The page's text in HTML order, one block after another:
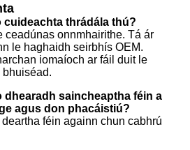
cuideachta thrádála thú?
ceadúnas onnmhairithe. Tá ár
le haghaidh seirbhís OEM.
iomaíoch ar fáil duit le
dhearadh saincheaptha féin a
agus don phacáistiú?
féin againn chun cabhrú